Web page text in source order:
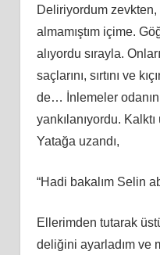
Deliriyordum
almamıştım içime.
alıyordu sırayla.
saçlarını, sırtını ve
de… İnlemeler odanın
yankılanıyordu.
Yatağa uzandı,
“Hadi bakalım Selin
Ellerimden tutarak
deliğini ayarladım ve